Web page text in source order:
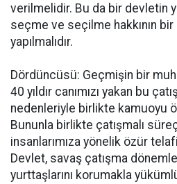
verilmelidir. Bu da bir devletin
seçme ve seçilme hakkının
yapılmalıdır.
Dördüncüsü: Geçmişin bir
40 yıldır canımızı yakan bu
nedenleriyle birlikte kamuoyu
Bununla birlikte çatışmalı
insanlarımıza yönelik özür
Devlet, savaş çatışma
yurttaşlarını korumakla